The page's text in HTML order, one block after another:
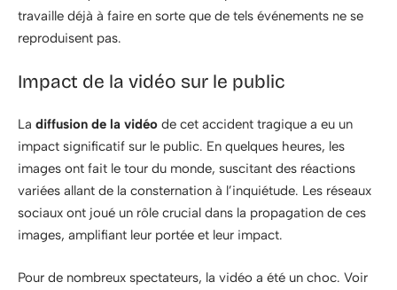
travaille déjà à faire en sorte que de tels événements ne se
reproduisent pas.
Impact de la vidéo sur le public
La diffusion de la vidéo de cet accident tragique a eu un
impact significatif sur le public. En quelques heures, les
images ont fait le tour du monde, suscitant des réactions
variées allant de la consternation à l’inquiétude. Les réseaux
sociaux ont joué un rôle crucial dans la propagation de ces
images, amplifiant leur portée et leur impact.
Pour de nombreux spectateurs, la vidéo a été un choc. Voir